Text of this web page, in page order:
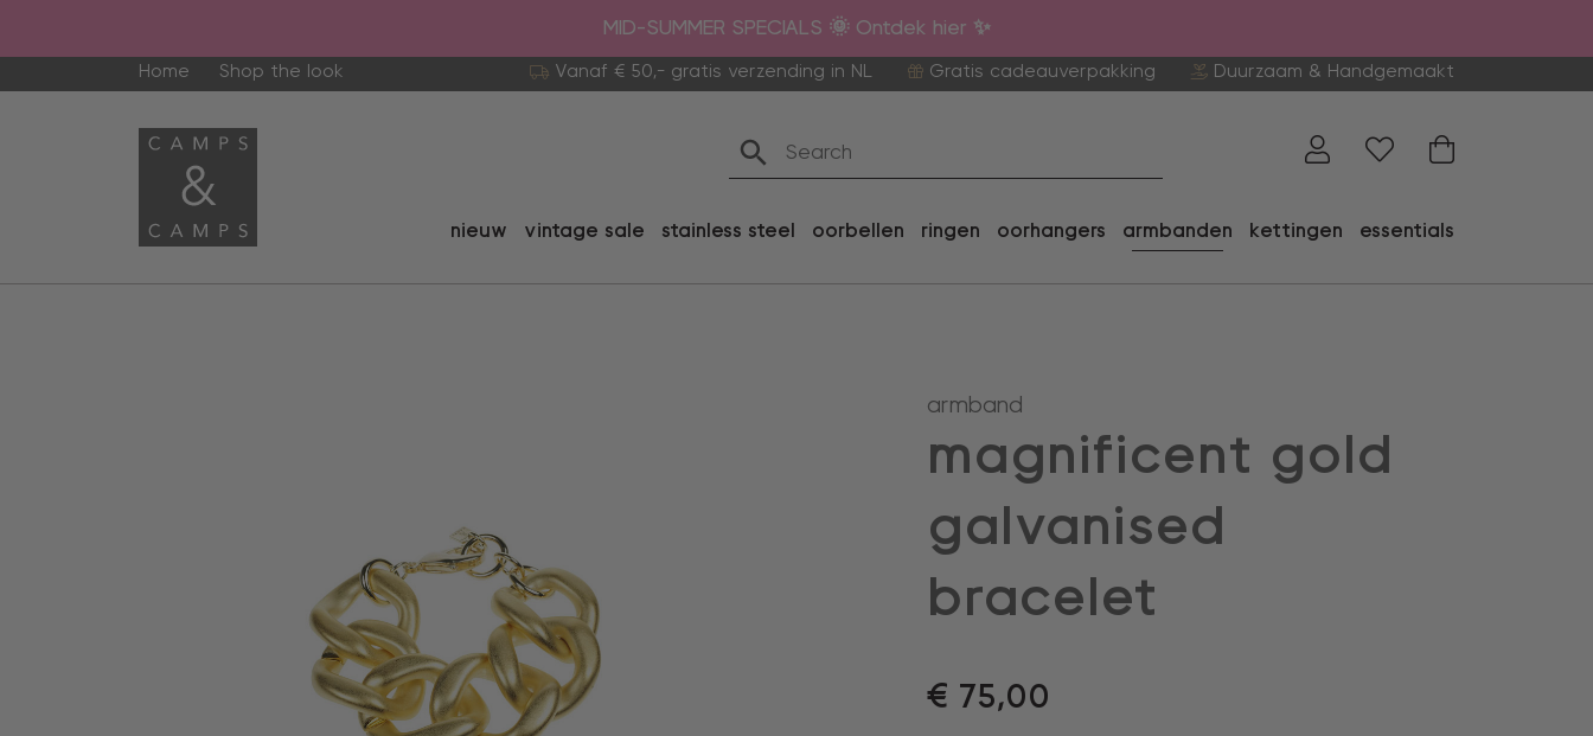
MID-SUMMER SPECIALS 🌞 Ontdek hier ✨
Home Shop the look Vanaf € 50,- gratis verzending in NL Gratis cadeauverpakking Duurzaam & Handgemaakt
nieuw vintage sale stainless steel oorbellen ringen oorhangers armbanden kettingen essentials
armband
magnificent gold
galvanised
bracelet
€ 75,00